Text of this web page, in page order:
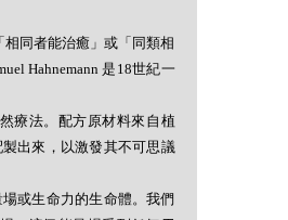
相同者能治癒」或「同類相
Hahnemann 是18世紀一
療法。配方原材料來自植
出來，以激發其不可思議
或生命力的生命體。我們